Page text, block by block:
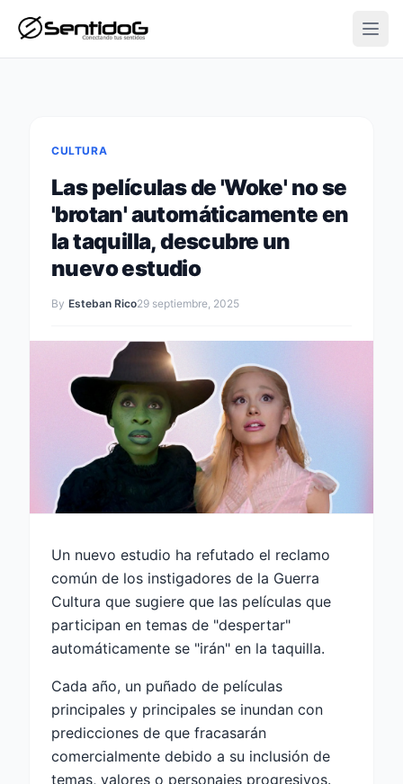
CULTURA
Las películas de 'Woke' no se
'brotan' automáticamente en
la taquilla, descubre un
nuevo estudio
By Esteban Rico29 septiembre, 2025
Un nuevo estudio ha refutado el reclamo
común de los instigadores de la Guerra
Cultura que sugiere que las películas que
participan en temas de "despertar"
automáticamente se "irán" en la taquilla.
Cada año, un puñado de películas
principales y principales se inundan con
predicciones de que fracasarán
comercialmente debido a su inclusión de
temas, valores o personajes progresivos.